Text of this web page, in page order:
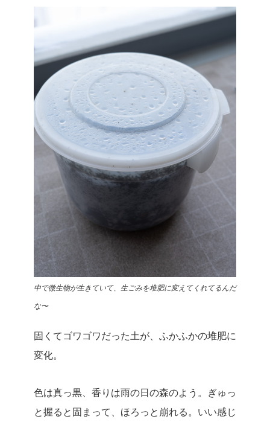
中で微生物が生きていて、生ごみを堆肥に変えてくれてるんだ
な〜
固くてゴワゴワだった土が、ふかふかの堆肥に
変化。
色は真っ黒、香りは雨の日の森のよう。ぎゅっ
と握ると固まって、ほろっと崩れる。いい感じ